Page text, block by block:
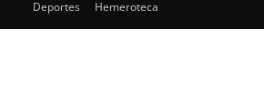
Deportes
Hemeroteca